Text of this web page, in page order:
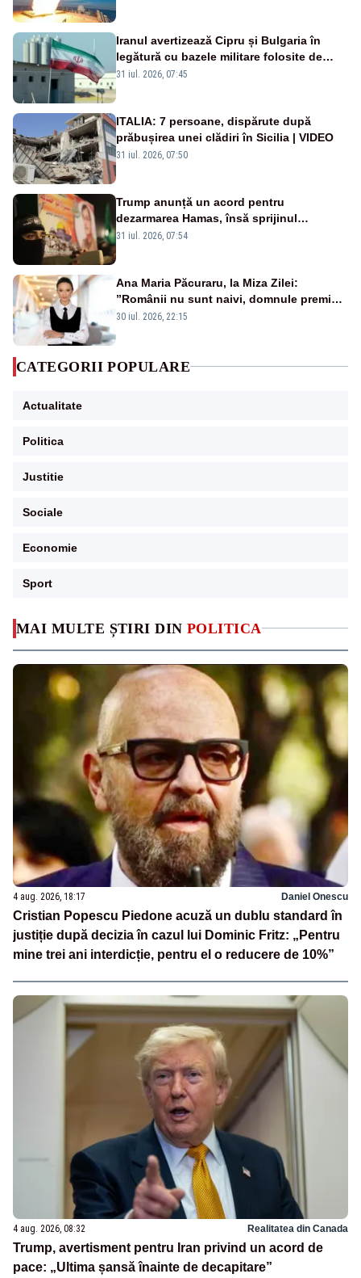
MAI MULTE ȘTIRI DIN POLITICA
4 aug. 2026, 18:17 Daniel Onescu
Cristian Popescu Piedone acuză un dublu standard în
justiție după decizia în cazul lui Dominic Fritz: „Pentru
mine trei ani interdicție, pentru el o reducere de 10%”
4 aug. 2026, 08:32 Realitatea din Canada
Trump, avertisment pentru Iran privind un acord de
pace: „Ultima șansă înainte de decapitare”
Iranul avertizează Cipru și Bulgaria în
legătură cu bazele militare folosite de
SUA
31 iul. 2026, 07:45
ITALIA: 7 persoane, dispărute după
prăbușirea unei clădiri în Sicilia | VIDEO
31 iul. 2026, 07:50
Trump anunță un acord pentru
dezarmarea Hamas, însă sprijinul
Israelului rămâne incert
31 iul. 2026, 07:54
Ana Maria Păcuraru, la Miza Zilei:
”Românii nu sunt naivi, domnule premier
Bolojan”
30 iul. 2026, 22:15
CATEGORII POPULARE
Actualitate
Politica
Justitie
Sociale
Economie
Sport